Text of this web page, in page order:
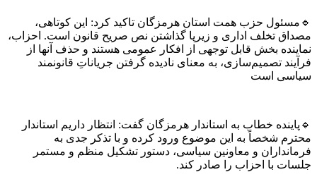
🔹مسئول حزب همت استان هرمزگان تاکید کرد: این کوتاهی،
مصداق تخلف اداری و زیرپا گذاشتن نص صریح قانون است. احزاب،
نماینده بخش قابل توجهی از افکار عمومی هستند و حذف آنها از
فرآیند تصمیم‌سازی، به معنای نادیده گرفتن جریاناتِ قانونمند
سیاسی است
🔹پاینده خطاب به استاندار هرمزگان گفت: انتظار داریم استاندار
محترم شخصاً به این موضوع ورود کرده و با تذکر جدی به
فرمانداران و معاونین سیاسی، دستور تشکیل منظم و مستمر
جلسات با احزاب را صادر کند.